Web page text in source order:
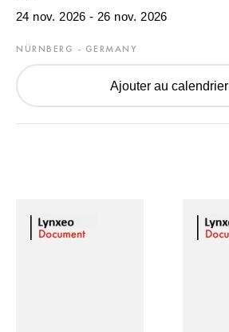
24 nov. 2026 - 26 nov. 2026
NÜRNBERG - GERMANY
Ajouter au calendrier